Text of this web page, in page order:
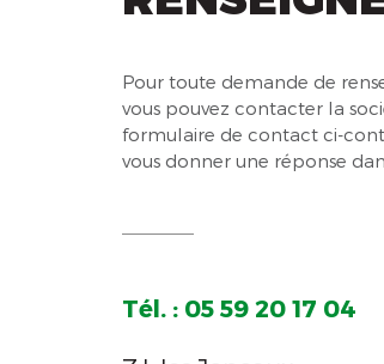
Pour toute demande de
vous pouvez contacter la
formulaire de contact ci-
vous donner une réponse
Tél. : 05 59 20 17 04